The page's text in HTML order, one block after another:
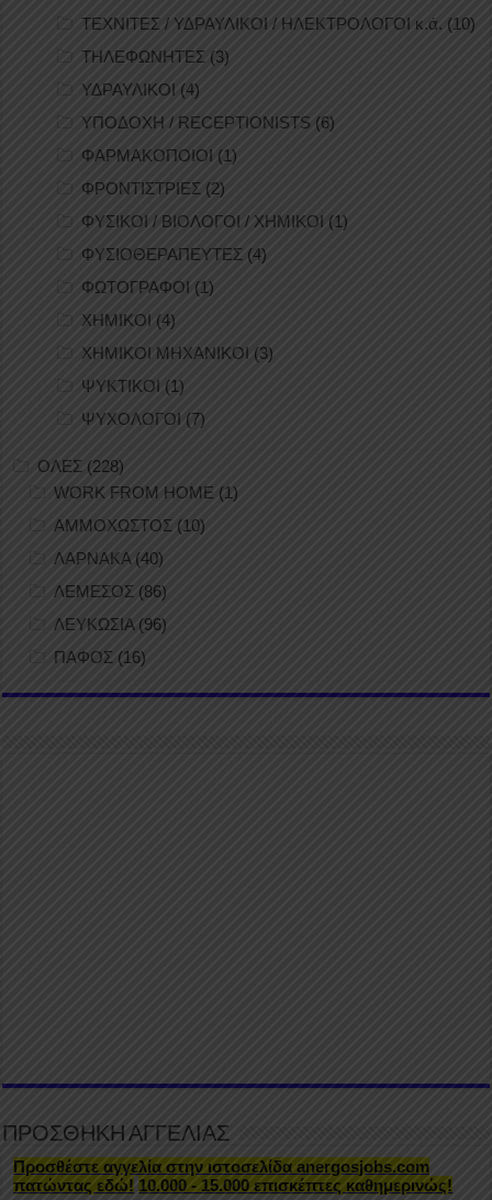
ΤΕΧΝΙΤΕΣ / ΥΔΡΑΥΛΙΚΟΙ / ΗΛΕΚΤΡΟΛΟΓΟΙ κ.ά. (10)
ΤΗΛΕΦΩΝΗΤΕΣ (3)
ΥΔΡΑΥΛΙΚΟΙ (4)
ΥΠΟΔΟΧΗ / RECEPTIONISTS (6)
ΦΑΡΜΑΚΟΠΟΙΟΙ (1)
ΦΡΟΝΤΙΣΤΡΙΕΣ (2)
ΦΥΣΙΚΟΙ / ΒΙΟΛΟΓΟΙ / ΧΗΜΙΚΟΙ (1)
ΦΥΣΙΟΘΕΡΑΠΕΥΤΕΣ (4)
ΦΩΤΟΓΡΑΦΟΙ (1)
ΧΗΜΙΚΟΙ (4)
ΧΗΜΙΚΟΙ ΜΗΧΑΝΙΚΟΙ (3)
ΨΥΚΤΙΚΟΙ (1)
ΨΥΧΟΛΟΓΟΙ (7)
ΟΛΕΣ (228)
WORK FROM HOME (1)
ΑΜΜΟΧΩΣΤΟΣ (10)
ΛΑΡΝΑΚΑ (40)
ΛΕΜΕΣΟΣ (86)
ΛΕΥΚΩΣΙΑ(96)
ΠΑΦΟΣ (16)
ΠΡΟΣΘΗΚΗ ΑΓΓΕΛΙΑΣ
Προσθέστε αγγελία στην ιστοσελίδα anergosjobs.com
πατώντας εδώ! 10.000 - 15.000 επισκέπτες καθημερινώς!